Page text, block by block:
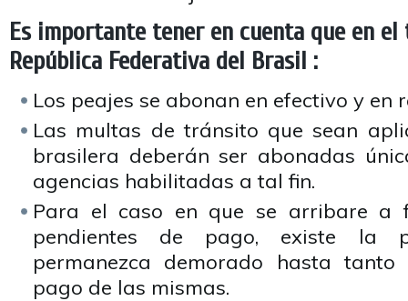
Es importante tener en cuenta que en
República Federativa del Brasil :
Los peajes se abonan en efectivo y en
Las multas de tránsito que sean
brasilera deberán ser abonadas
agencias habilitadas a tal fin.
Para el caso en que se arribare a
pendientes de pago, existe la
permanezca demorado hasta
pago de las mismas.